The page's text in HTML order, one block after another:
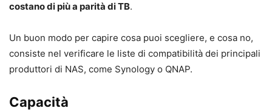
costano di più a parità di TB.
Un buon modo per capire cosa puoi scegliere, e cosa no,
consiste nel verificare le liste di compatibilità dei principali
produttori di NAS, come Synology o QNAP.
Capacità